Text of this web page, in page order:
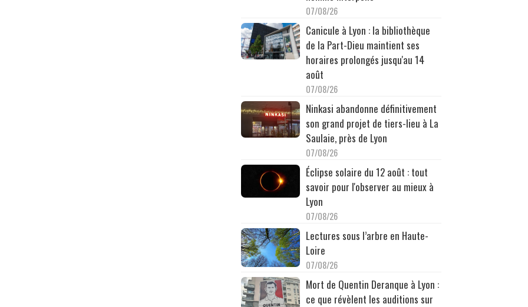
07/08/26
Canicule à Lyon : la bibliothèque
de la Part-Dieu maintient ses
horaires prolongés jusqu'au 14
août
07/08/26
Ninkasi abandonne définitivement
son grand projet de tiers-lieu à La
Saulaie, près de Lyon
07/08/26
Éclipse solaire du 12 août : tout
savoir pour l'observer au mieux à
Lyon
07/08/26
Lectures sous l’arbre en Haute-
Loire
07/08/26
Mort de Quentin Deranque à Lyon :
ce que révèlent les auditions sur